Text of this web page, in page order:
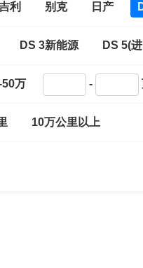
利 别克 日产
DS 3新能源 DS 5(
50万 -
10万公里以上